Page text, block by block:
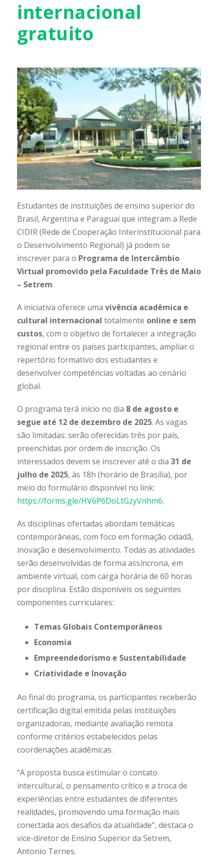
internacional
gratuito
Estudantes de instituições de ensino superior do
Brasil, Argentina e Paraguai que integram a Rede
CIDIR (Rede de Cooperação Interinstitucional para
o Desenvolvimento Regional) já podem se
inscrever para o Programa de Intercâmbio
Virtual promovido pela Faculdade Três de Maio
– Setrem.
A iniciativa oferece uma vivência acadêmica e
cultural internacional totalmente online e sem
custos, com o objetivo de fortalecer a integração
regional entre os países participantes, ampliar o
repertório formativo dos estudantes e
desenvolver competências voltadas ao cenário
global.
O programa terá início no dia 8 de agosto e
segue até 12 de dezembro de 2025. As vagas
são limitadas: serão oferecidas três por país,
preenchidas por ordem de inscrição. Os
interessados devem se inscrever até o dia 31 de
julho de 2025, às 18h (horário de Brasília), por
meio do formulário disponível no link:
https://forms.gle/HV6P6DoLtGzyVnhm6.
As disciplinas ofertadas abordam temáticas
contemporâneas, com foco em formação cidadã,
inovação e desenvolvimento. Todas as atividades
serão desenvolvidas de forma assíncrona, em
ambiente virtual, com carga horária de 60 horas
por disciplina. Estão disponíveis os seguintes
componentes curriculares:
Temas Globais Contemporâneos
Economia
Empreendedorismo e Sustentabilidade
Criatividade e Inovação
Ao final do programa, os participantes receberão
certificação digital emitida pelas instituições
organizadoras, mediante avaliação remota
conforme critérios estabelecidos pelas
coordenações acadêmicas.
“A proposta busca estimular o contato
intercultural, o pensamento crítico e a troca de
experiências entre estudantes de diferentes
realidades, promovendo uma formação mais
conectada aos desafios da atualidade”, destaca o
vice-diretor de Ensino Superior da Setrem,
Antonio Ternes.